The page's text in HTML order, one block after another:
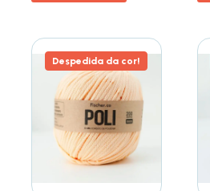
Despedida da cor!